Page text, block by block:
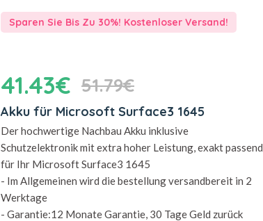
Sparen Sie Bis Zu 30%! Kostenloser Versand!
41.43€ 51.79€
Akku für Microsoft Surface3 1645
Der hochwertige Nachbau Akku inklusive
Schutzelektronik mit extra hoher Leistung, exakt passend
für Ihr Microsoft Surface3 1645
- Im Allgemeinen wird die bestellung versandbereit in 2
Werktage
- Garantie:12 Monate Garantie, 30 Tage Geld zurück